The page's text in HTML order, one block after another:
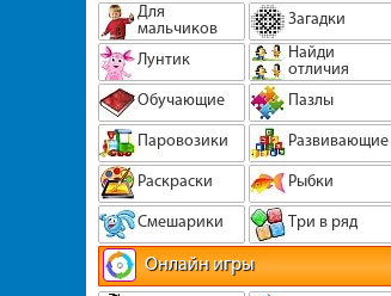
Для
мальчиков
Загадки
Лунтик
Найди
отличия
Обучающие
Пазлы
Паровозики
Развивающие
Раскраски
Рыбки
Смешарики
Три в ряд
Онлайн игры